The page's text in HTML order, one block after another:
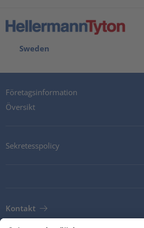
Sweden
Företagsinformation
Översikt
Sekretesspolicy
Kontakt